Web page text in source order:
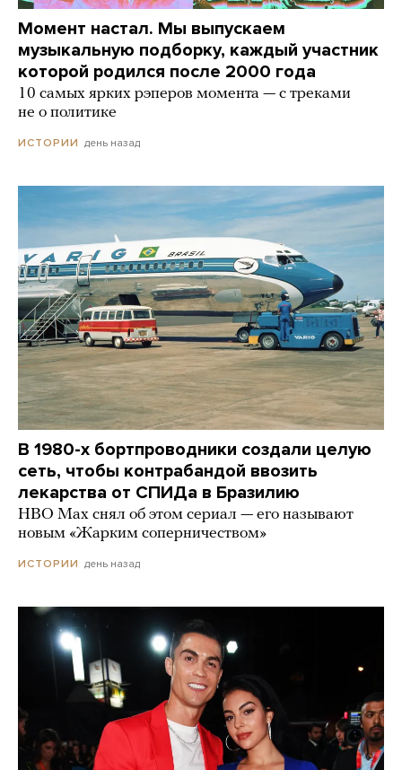
Момент настал. Мы выпускаем
музыкальную подборку, каждый участник
которой родился после 2000 года
10 самых ярких рэперов момента — с треками
не о политике
ИСТОРИИ день назад
В 1980-х бортпроводники создали целую
сеть, чтобы контрабандой ввозить
лекарства от СПИДа в Бразилию
HBO Max снял об этом сериал — его называют
новым «Жарким соперничеством»
ИСТОРИИ день назад